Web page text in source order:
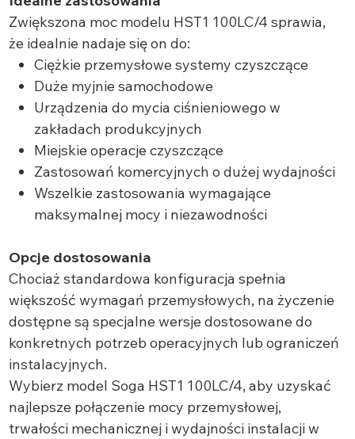
Zwiększona moc modelu HST1 100LC/4 sprawia,
że idealnie nadaje się on do:
Ciężkie przemysłowe systemy czyszczące
Duże myjnie samochodowe
Urządzenia do mycia ciśnieniowego w
zakładach produkcyjnych
Miejskie operacje czyszczące
Zastosowań komercyjnych o dużej wydajności
Wszelkie zastosowania wymagające
maksymalnej mocy i niezawodności
Opcje dostosowania
Chociaż standardowa konfiguracja spełnia
większość wymagań przemysłowych, na życzenie
dostępne są specjalne wersje dostosowane do
konkretnych potrzeb operacyjnych lub ograniczeń
instalacyjnych.
Wybierz model Soga HST1 100LC/4, aby uzyskać
najlepsze połączenie mocy przemysłowej,
trwałości mechanicznej i wydajności instalacji w